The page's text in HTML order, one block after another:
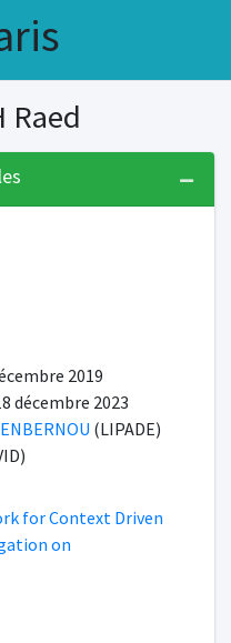
Raed
2019
décembre 2023
(LIPADE)
for Context Driven
on